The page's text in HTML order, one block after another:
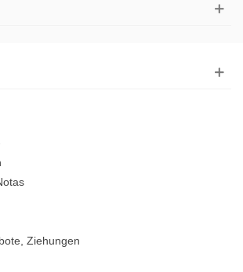
Ziehungen